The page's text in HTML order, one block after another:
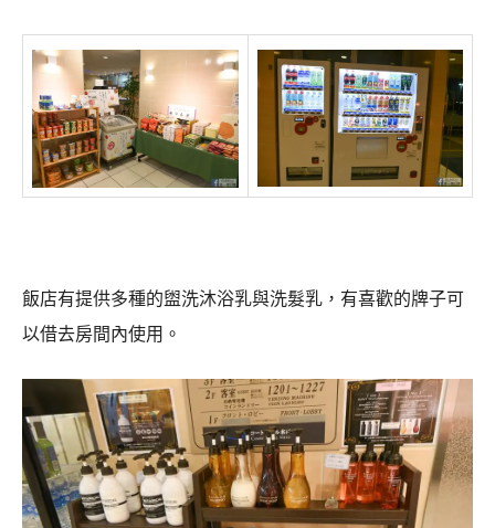
飯店有提供多種的盥洗沐浴乳與洗髮乳，有喜歡的牌子可
以借去房間內使用。